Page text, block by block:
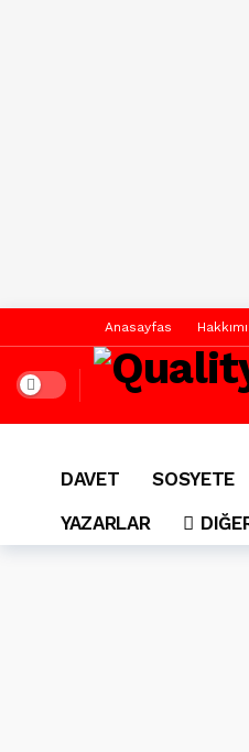
Anasayfas
Dark mode
DAVET SOSYETE
YAZARLAR